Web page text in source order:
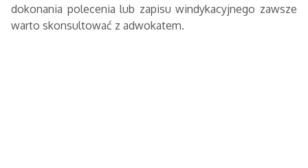
dokonania polecenia lub zapisu windykacyjnego zawsze
warto skonsultować z adwokatem.